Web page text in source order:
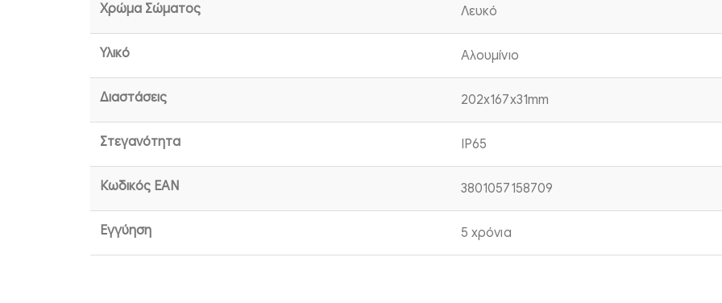
Χρώμα Σώματος Λευκό
Υλικό Αλουμίνιο
Διαστάσεις 202x167x31mm
Στεγανότητα IP65
Κωδικός EAN 3801057158709
Εγγύηση 5 χρόνια